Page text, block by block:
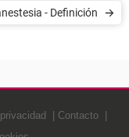
- Definición
Contacto